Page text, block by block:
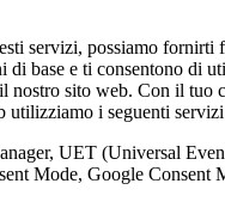
servizi, possiamo fornirti
di base e ti consentono di
nostro sito web. Con il tuo
utilizziamo i seguenti
UET (Universal
Mode, Google Consent